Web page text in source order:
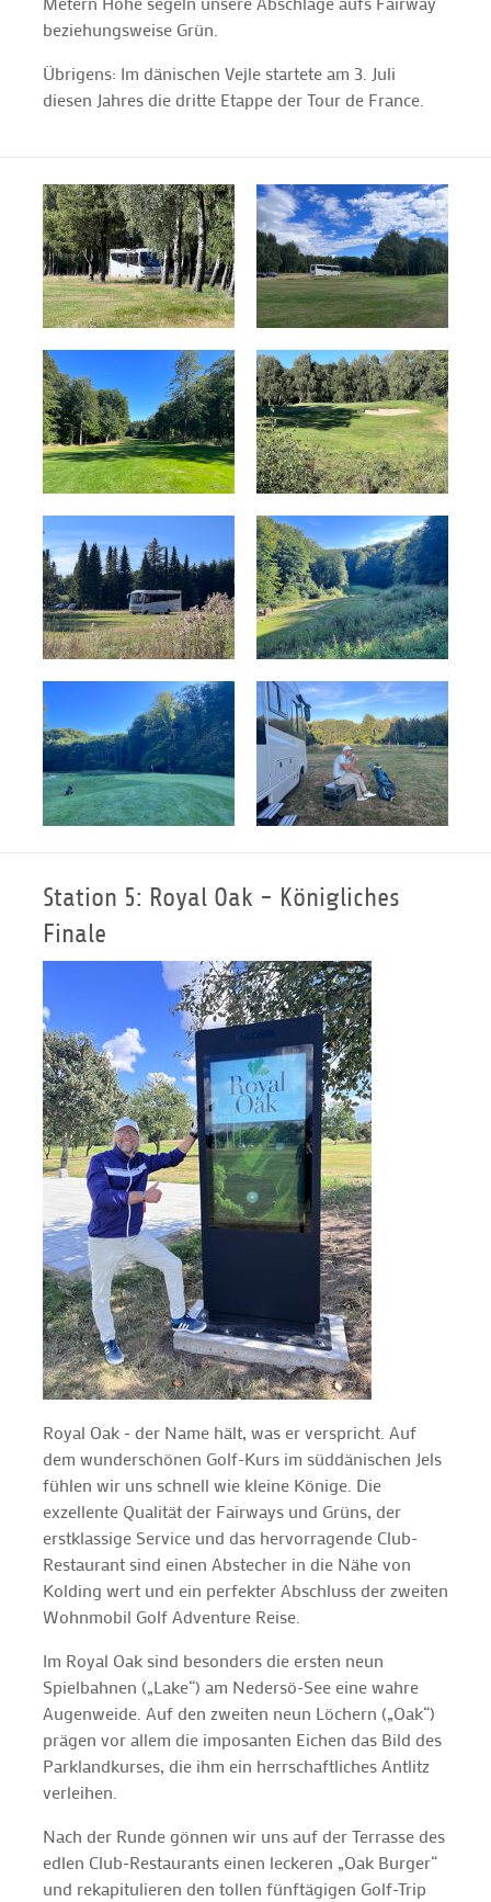
beziehungsweise Grün.
Übrigens: Im dänischen Vejle startete am 3. Juli
diesen Jahres die dritte Etappe der Tour de France.
Station 5: Royal Oak - Königliches
Finale
Royal Oak - der Name hält, was er verspricht. Auf
dem wunderschönen Golf-Kurs im süddänischen Jels
fühlen wir uns schnell wie kleine Könige. Die
exzellente Qualität der Fairways und Grüns, der
erstklassige Service und das hervorragende Club-
Restaurant sind einen Abstecher in die Nähe von
Kolding wert und ein perfekter Abschluss der zweiten
Wohnmobil Golf Adventure Reise.
Im Royal Oak sind besonders die ersten neun
Spielbahnen („Lake“) am Nedersö-See eine wahre
Augenweide. Auf den zweiten neun Löchern („Oak“)
prägen vor allem die imposanten Eichen das Bild des
Parklandkurses, die ihm ein herrschaftliches Antlitz
verleihen.
Nach der Runde gönnen wir uns auf der Terrasse des
edlen Club-Restaurants einen leckeren „Oak Burger“
und rekapitulieren den tollen fünftägigen Golf-Trip